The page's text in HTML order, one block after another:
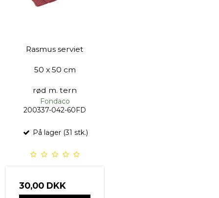
Rasmus serviet
50 x 50 cm
rød m. tern
Fondaco
200337-042-60FD
På lager (31 stk.)
30,00 DKK